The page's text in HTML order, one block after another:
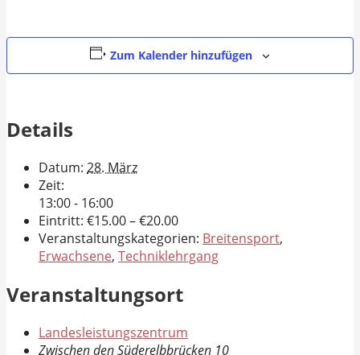
Zum Kalender hinzufügen
Details
Datum: 28. März
Zeit:
13:00 - 16:00
Eintritt: €15.00 – €20.00
Veranstaltungskategorien: Breitensport,
Erwachsene, Techniklehrgang
Veranstaltungsort
Landesleistungszentrum
Zwischen den Süderelbbrücken 10